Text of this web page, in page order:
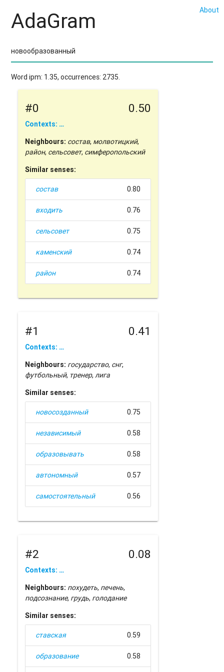
About
AdaGram
Word ipm: 1.35, occurrences: 2735.
#0 0.50
Contexts: …
Neighbours: состав, молвотицкий,
район, сельсовет, симферопольский
Similar senses:
состав 0.80
входить 0.76
сельсовет 0.75
каменский 0.74
район 0.74
#1 0.41
Contexts: …
Neighbours: государство, снг,
футбольный, тренер,лига
Similar senses:
новосозданный 0.75
независимый 0.58
образовывать 0.58
автономный 0.57
самостоятельный 0.56
#2 0.08
Contexts: …
Neighbours: похудеть, печень,
подсознание, грудь, голодание
Similar senses:
ставская 0.59
образование 0.58